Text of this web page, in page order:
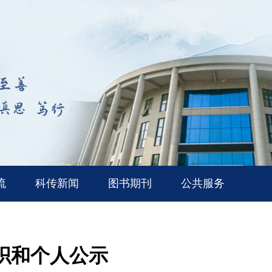
科传新闻 图书期刊 公共服务
和个人公示